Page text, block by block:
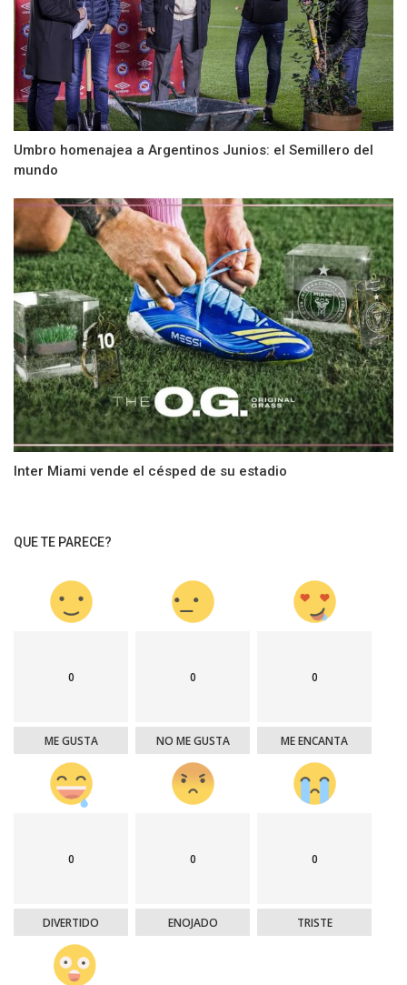
Umbro homenajea a Argentinos Junios: el Semillero del
mundo
Inter Miami vende el césped de su estadio
QUE TE PARECE?
0
ME GUSTA
0
NO ME GUSTA
0
ME ENCANTA
0
DIVERTIDO
0
ENOJADO
0
TRISTE